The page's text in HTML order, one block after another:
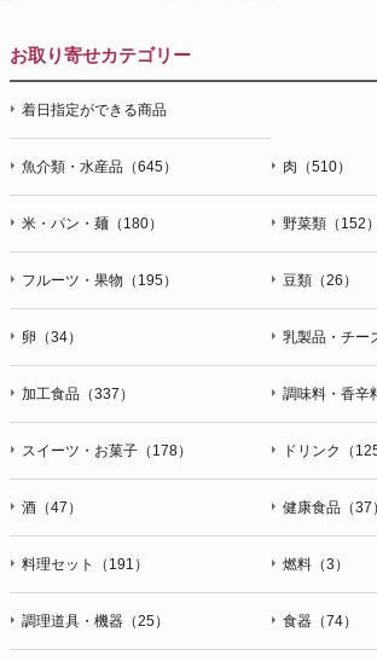
お取り寄せカテゴリー
着日指定ができる商品
魚介類・水産品（645） 肉（510）
米・パン・麺（180） 野菜類（152）
フルーツ・果物（195） 豆類（26）
卵（34） 乳製品・チー
加工食品（337） 調味料・香辛
スイーツ・お菓子（178） ドリンク（125
酒（47） 健康食品（37）
料理セット（191） 燃料（3）
調理道具・機器（25） 食器（74）